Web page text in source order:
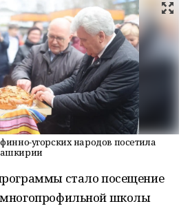
угорских народов посетила
стало посещение
школы